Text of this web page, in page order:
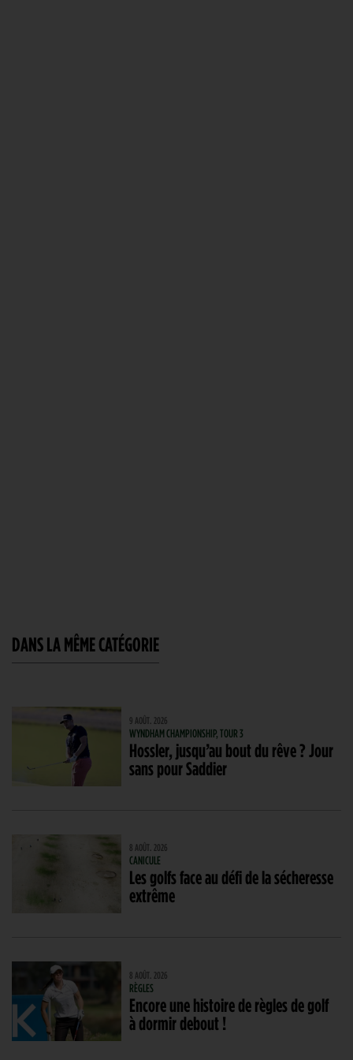
DANS LA MÊME CATÉGORIE
9 AOÛT. 2026
WYNDHAM CHAMPIONSHIP, TOUR 3
Hossler, jusqu’au bout du rêve ? Jour
sans pour Saddier
8 AOÛT. 2026
CANICULE
Les golfs face au défi de la sécheresse
extrême
8 AOÛT. 2026
RÈGLES
Encore une histoire de règles de golf
à dormir debout !